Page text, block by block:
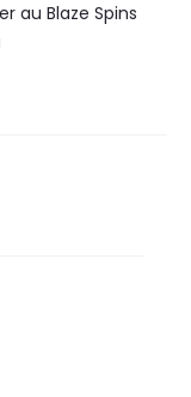
au Blaze Spins